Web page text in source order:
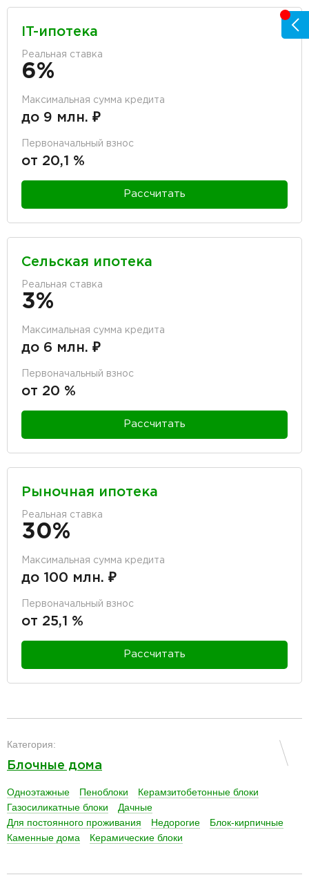
IT-ипотека
Реальная ставка
6%
Максимальная сумма кредита
до 9 млн. ₽
Первоначальный взнос
от 20,1 %
Рассчитать
Сельская ипотека
Реальная ставка
3%
Максимальная сумма кредита
до 6 млн. ₽
Первоначальный взнос
от 20 %
Рассчитать
Рыночная ипотека
Реальная ставка
30%
Максимальная сумма кредита
до 100 млн. ₽
Первоначальный взнос
от 25,1 %
Рассчитать
Категория:
Блочные дома
Одноэтажные Пеноблоки
Керамзитобетонные блоки
Газосиликатные блоки
Дачные
Для постоянного проживания
Недорогие
Блок-кирпичные
Каменные дома
Керамические блоки